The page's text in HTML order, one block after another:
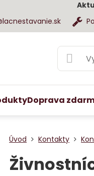
Doprava
Úvod Kontakty